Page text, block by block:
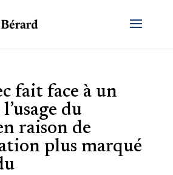
fait face à un
du
raison de
plus marqué